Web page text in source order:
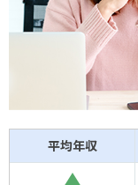
平均年収